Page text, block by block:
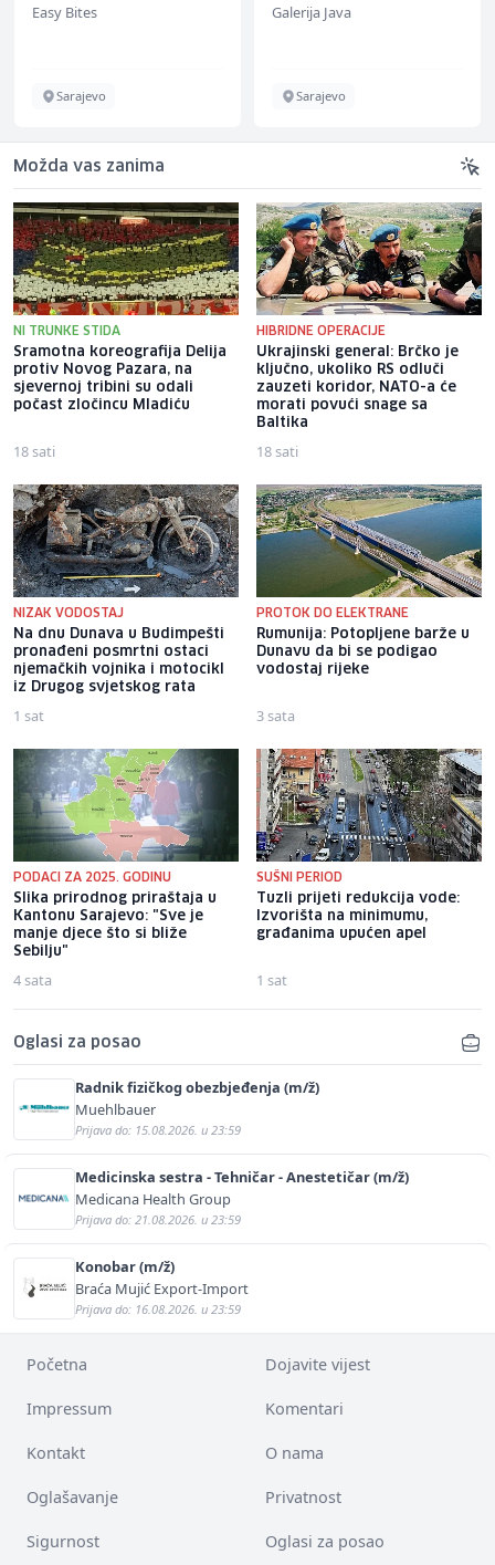
ž)
Easy Bites
Sarajevo
Galerija Java
Sarajevo
Možda vas zanima
NI TRUNKE STIDA
Sramotna koreografija Delija
protiv Novog Pazara, na
sjevernoj tribini su odali
počast zločincu Mladiću
18 sati
HIBRIDNE OPERACIJE
Ukrajinski general: Brčko je
ključno, ukoliko RS odluči
zauzeti koridor, NATO-a će
morati povući snage sa
Baltika
18 sati
NIZAK VODOSTAJ
Na dnu Dunava u Budimpešti
pronađeni posmrtni ostaci
njemačkih vojnika i motocikl
iz Drugog svjetskog rata
1 sat
PROTOK DO ELEKTRANE
Rumunija: Potopljene barže u
Dunavu da bi se podigao
vodostaj rijeke
3 sata
PODACI ZA 2025. GODINU
Slika prirodnog priraštaja u
Kantonu Sarajevo: "Sve je
manje djece što si bliže
Sebilju"
4 sata
SUŠNI PERIOD
Tuzli prijeti redukcija vode:
Izvorišta na minimumu,
građanima upućen apel
1 sat
Oglasi za posao
Radnik fizičkog obezbjeđenja (m/ž)
Muehlbauer
Prijava do: 15.08.2026. u 23:59
Medicinska sestra - Tehničar - Anestetičar (m/ž)
Medicana Health Group
Prijava do: 21.08.2026. u 23:59
Konobar (m/ž)
Braća Mujić Export-Import
Prijava do: 16.08.2026. u 23:59
Početna Dojavite vijest
Impressum Komentari
Kontakt O nama
Oglašavanje Privatnost
Sigurnost Oglasi za posao